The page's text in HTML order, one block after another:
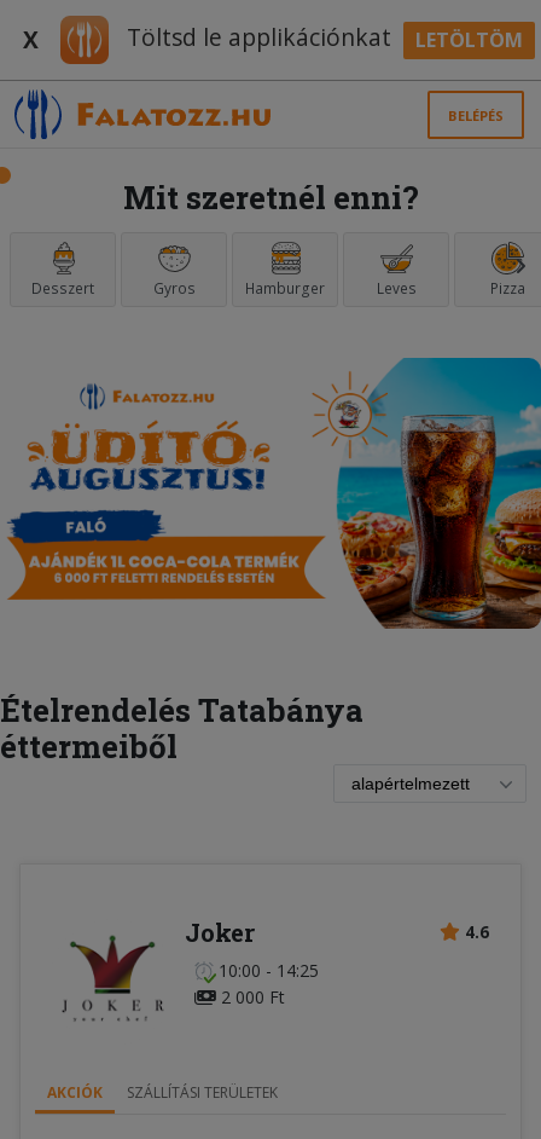
X Töltsd le applikációnkat LETÖLTÖM
BELÉPÉS
Mit szeretnél enni?
Desszert Gyros Hamburger Leves Pizza
Ételrendelés Tatabánya
éttermeiből
4.6
Joker
10:00 - 14:25
2 000 Ft
AKCIÓK SZÁLLÍTÁSI TERÜLETEK